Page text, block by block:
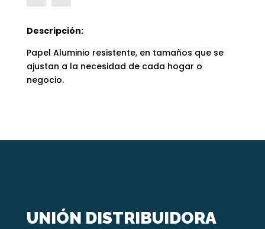
Descripción:
Papel Aluminio resistente, en tamaños que se
ajustan a la necesidad de cada hogar o
negocio.
UNIÓN DISTRIBUIDORA